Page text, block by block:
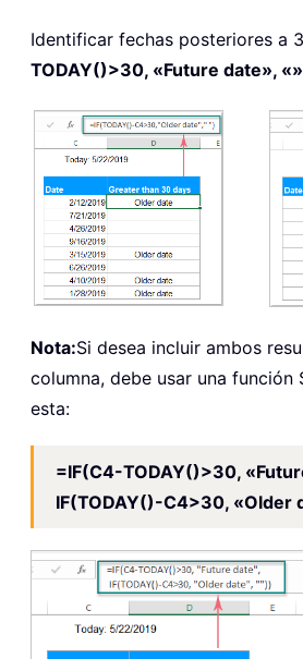
Identificar fechas posteriores a
TODAY()>30, «Future date»,
Nota:Si desea incluir ambos
columna, debe usar una función
esta:
=IF(C4-TODAY()>30,
IF(TODAY()-C4>30, «Older